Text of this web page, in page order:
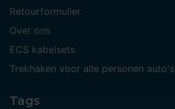
Retourformulier
Over ons
ECS kabelsets
Trekhaken voor alle personen auto's
Tags